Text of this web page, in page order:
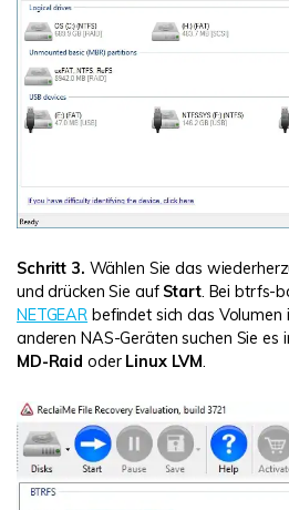
Schritt 3. Wählen Sie das
und drücken Sie auf Start. Bei btrfs-
NETGEAR befindet sich das Volumen
anderen NAS-Geräten suchen Sie es
MD-Raid oder Linux LVM.